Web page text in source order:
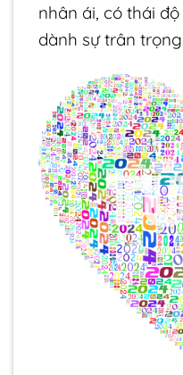
nhân ái, có thái
dành sự trân